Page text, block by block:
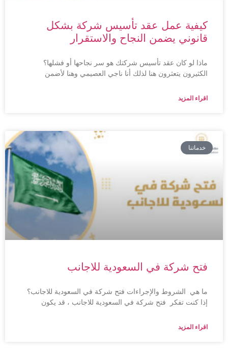
كيفية عمل عقد تأسيس شركة بشكل
قانوني يضمن النجاح والاستقرار
ماذا لو كان عقد تأسيس شركتك هو سر نجاحها أو فشلها؟
الكثيرون يتعثرون هنا لذلك أنا ناجي العصيمي وهنا لأضمن
اقراء المزيد
خدماتنا
فتح شركة في السعودية للاجانب
ما هي الشروط والإجراءات فتح شركة في السعودية للاجانب؟
إذا كنت تفكر فتح شركة في السعودية للاجانب ، قد يكون
اقراء المزيد